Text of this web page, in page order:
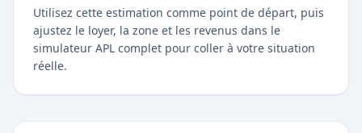
Utilisez cette estimation comme point de départ, puis
ajustez le loyer, la zone et les revenus dans le
simulateur APL complet pour coller à votre situation
réelle.